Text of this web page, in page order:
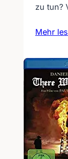
zu tun?
Mehr